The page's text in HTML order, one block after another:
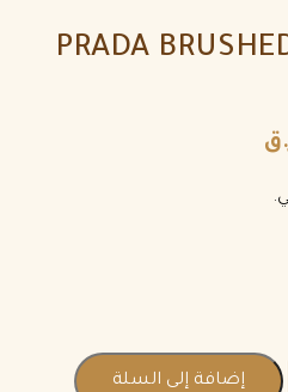
PRADA
إضافة إلى السلة